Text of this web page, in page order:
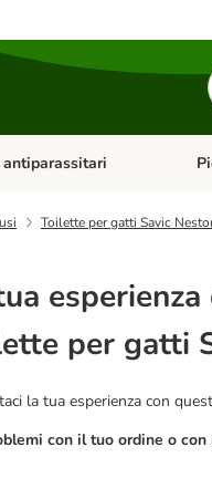
Categoria: Gatti
Toilette per gatti Savic
esperienza
per gatti
la tua esperienza con
con il tuo ordine o